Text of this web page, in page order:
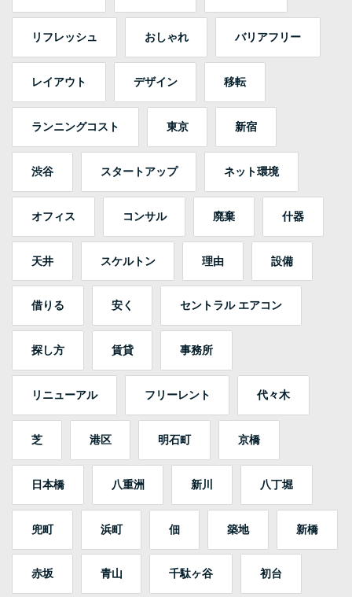
リフレッシュ おしゃれ バリアフリー
レイアウト デザイン 移転
ランニングコスト 東京 新宿
渋谷 スタートアップ ネット環境
オフィス コンサル 廃棄 什器
天井 スケルトン 理由 設備
借りる 安く セントラル エアコン
探し方 賃貸 事務所
リニューアル フリーレント 代々木
芝 港区 明石町 京橋
日本橋 八重洲 新川 八丁堀
兜町 浜町 佃 築地 新橋
赤坂 青山 千駄ヶ谷 初台